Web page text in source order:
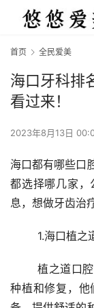
首页 全民爱美
海口牙科排
看过来！
2023年8月13日
海口都有哪些口
都选择哪几家，
息，想做牙齿治
1.海口植
	植之道口腔是非常有实力的连锁口腔机构，擅长牙齿
种植和修复，他